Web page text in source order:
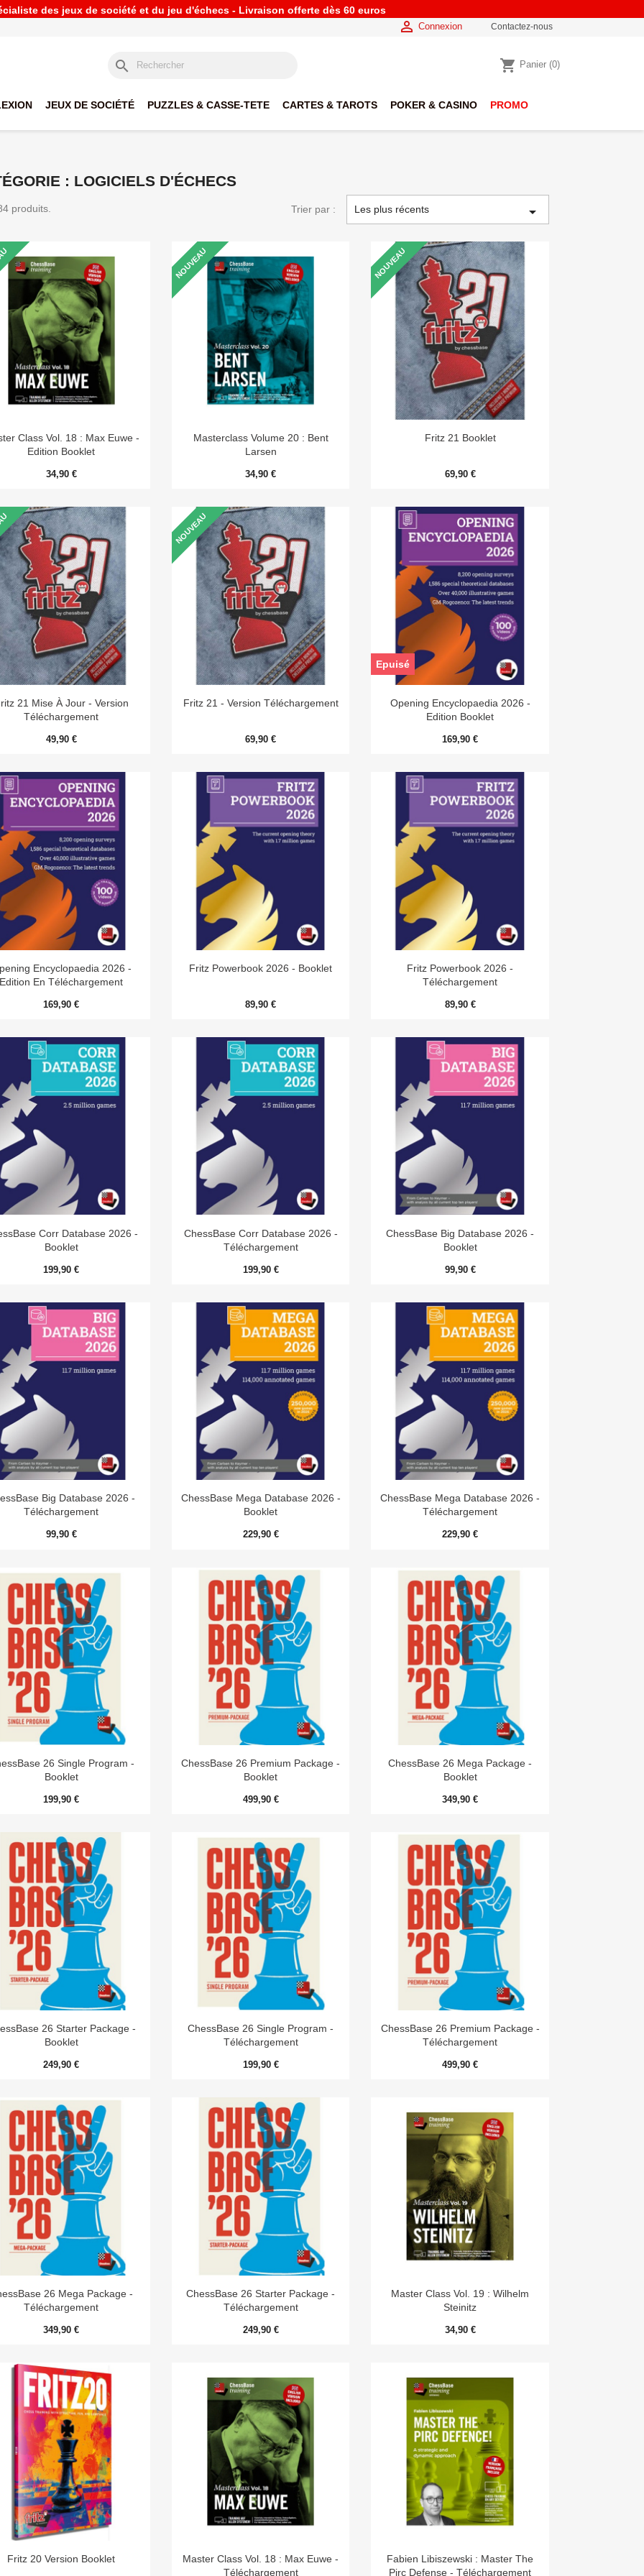
des jeux de société et du jeu d'échecs - Livraison offerte dès 60 euros
 Connexion Contactez-nous
search shopping_cart Panier (0)
JEUX DE SOCIÉTÉ PUZZLES & CASSE-TETE CARTES & TAROTS POKER & CASINO PROMO
: LOGICIELS D'ÉCHECS
produits. Trier par : Les plus récents 
Aperçu rapide
Class Vol. 18 : Max Euwe -
Edition Booklet
34,90 €
Aperçu rapide
Masterclass Volume 20 : Bent
Larsen
34,90 €
NOUVEAU
Aperçu rapide
Fritz 21 Booklet
69,90 €
NOUVEAU
Aperçu rapide
21 Mise À Jour - Version
Téléchargement
49,90 €
Aperçu rapide
Fritz 21 - Version Téléchargement
69,90 €
NOUVEAU
 Aperçu rapide
Opening Encyclopaedia 2026 -
Edition Booklet
169,90 €
Epuisé
 Aperçu rapide
Encyclopaedia 2026 -
Edition En Téléchargement
169,90 €
Aperçu rapide
Fritz Powerbook 2026 - Booklet
89,90 €
Aperçu rapide
Fritz Powerbook 2026 -
Téléchargement
89,90 €
Aperçu rapide
Corr Database 2026 -
Booklet
199,90 €
Aperçu rapide
ChessBase Corr Database 2026 -
Téléchargement
199,90 €
Aperçu rapide
ChessBase Big Database 2026 -
Booklet
99,90 €
Aperçu rapide
Big Database 2026 -
Téléchargement
99,90 €
 Aperçu rapide
ChessBase Mega Database 2026 -
Booklet
229,90 €
 Aperçu rapide
ChessBase Mega Database 2026 -
Téléchargement
229,90 €
Aperçu rapide
26 Single Program -
Booklet
199,90 €
 Aperçu rapide
ChessBase 26 Premium Package -
Booklet
499,90 €
Aperçu rapide
ChessBase 26 Mega Package -
Booklet
349,90 €
Aperçu rapide
26 Starter Package -
Booklet
249,90 €
Aperçu rapide
ChessBase 26 Single Program -
Téléchargement
199,90 €
Aperçu rapide
ChessBase 26 Premium Package -
Téléchargement
499,90 €
Aperçu rapide
26 Mega Package -
Téléchargement
349,90 €
Aperçu rapide
ChessBase 26 Starter Package -
Téléchargement
249,90 €
Aperçu rapide
Master Class Vol. 19 : Wilhelm
Steinitz
34,90 €
Aperçu rapide
Fritz 20 Version Booklet Aperçu rapide
Master Class Vol. 18 : Max Euwe -
Téléchargement
Aperçu rapide
Fabien Libiszewski : Master The
Pirc Defense - Téléchargement